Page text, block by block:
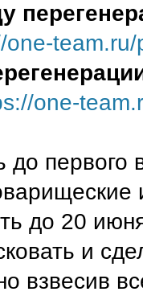
one-
one-
до первого
до 20
и
взвесив